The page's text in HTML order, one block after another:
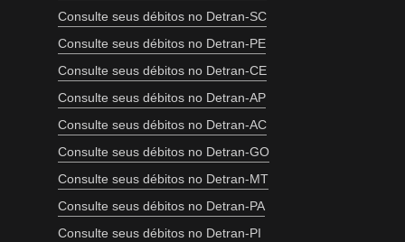
Consulte seus débitos no Detran-SC
Consulte seus débitos no Detran-PE
Consulte seus débitos no Detran-CE
Consulte seus débitos no Detran-AP
Consulte seus débitos no Detran-AC
Consulte seus débitos no Detran-GO
Consulte seus débitos no Detran-MT
Consulte seus débitos no Detran-PA
Consulte seus débitos no Detran-PI